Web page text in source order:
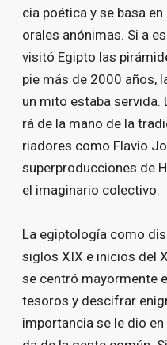
cia poé­ti­ca y se ba­sa
ora­les anó­ni­mas. Si a
vi­si­tó Egip­to las
pie más de 2000 años,
un mi­to es­ta­ba
rá de la mano de la
ria­do­res co­mo Fla­vio
su­per­pro­duc­cio­nes de
el ima­gi­na­rio co­lec­ti­vo.
La egip­to­lo­gía co­mo
si­glos XIX e inicios del
se cen­tró ma­yor­men­te
te­so­ros y des­ci­frar
im­por­tan­cia se le dio